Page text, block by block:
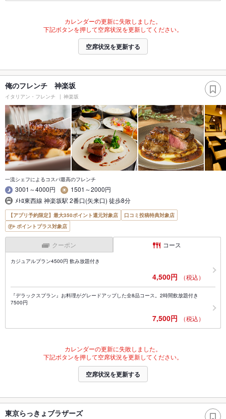
カレンダーの更新に失敗しました。
下記ボタンを押して空席状況を更新してください。
空席状況を更新する
俺のフレンチ 神楽坂
イタリアン・フレンチ 神楽坂
一流シェフによるコスパ最高のフレンチ
3001～4000円
1501～2000円
ﾒﾄﾛ東西線 神楽坂駅 2番口(矢来口) 徒歩8分
【アプリ予約限定】最大350ポイント還元対象店
口コミ投稿特典対象店
ポイントプラス対象店
クーポン コース
カジュアルプラン4500円 飲み放題付き
4,500円 （税込）
『デラックスプラン』お料理がグレードアップした全8品コース。2時間飲放題付き
7500円
7,500円 （税込）
カレンダーの更新に失敗しました。
下記ボタンを押して空席状況を更新してください。
空席状況を更新する
東京らっきょブラザーズ